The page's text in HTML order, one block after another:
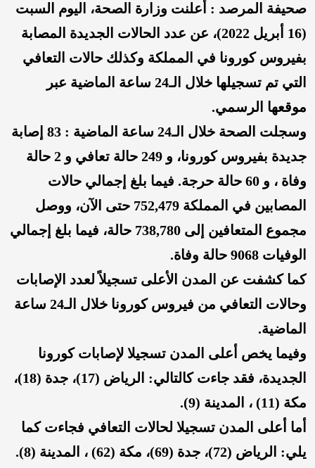
صحيفة المرصد : أعلنت وزارة الصحة، اليوم السبت
(16 أبريل 2022)، عن عدد الحالات الجديدة المصابة
بفيروس كورونا في المملكة وكذلك حالات التعافي
التي تم تسجيلها خلال الـ24 ساعة الماضية عبر
موقعها الرسمي.
وسجلت الصحة خلال الـ24 ساعة الماضية : 83 إصابة
جديدة بفيروس كورونا، و 249 حالة تعافي و 2 حالة
وفاة ، و 60 حالة حرجة. فيما بلغ إجمالي حالات
المصابين في المملكة 752,479 حتى الآن، ووصل
مجموع المتعافين إلى 738,780 حالة، فيما بلغ إجمالي
الوفيات 9068 حالة وفاة.
كما كشفت عن المدن الأعلى تسجيلاً لعدد الإصابات
وحالات التعافي من فيروس كورونا خلال الـ24 ساعة
الماضية.
وفيما يخص أعلى المدن تسجيلا لإصابات كورونا
الجديدة، فقد جاءت كالتالي: الرياض (17)، جدة (18)،
مكة (11) ، المدينة (9
).
أما أعلى المدن تسجيلا لحالات التعافي فجاءت كما
يلي: الرياض (72)، جدة (69)، مكة (62) ، المدينة (8
).